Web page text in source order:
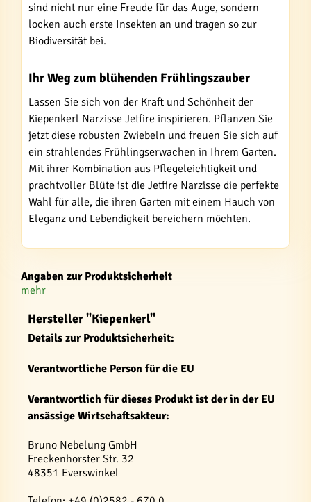
sind nicht nur eine Freude für das Auge, sondern
locken auch erste Insekten an und tragen so zur
Biodiversität bei.
Ihr Weg zum blühenden Frühlingszauber
Lassen Sie sich von der Kraft und Schönheit der
Kiepenkerl Narzisse Jetfire inspirieren. Pflanzen Sie
jetzt diese robusten Zwiebeln und freuen Sie sich auf
ein strahlendes Frühlingserwachen in Ihrem Garten.
Mit ihrer Kombination aus Pflegeleichtigkeit und
prachtvoller Blüte ist die Jetfire Narzisse die perfekte
Wahl für alle, die ihren Garten mit einem Hauch von
Eleganz und Lebendigkeit bereichern möchten.
Angaben zur Produktsicherheit
mehr
Hersteller "Kiepenkerl"
Details zur Produktsicherheit:
Verantwortliche Person für die EU
Verantwortlich für dieses Produkt ist der in der EU
ansässige Wirtschaftsakteur:
Bruno Nebelung GmbH
Freckenhorster Str. 32
48351 Everswinkel